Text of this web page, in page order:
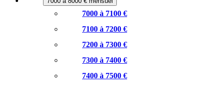
7000 à 7100 €
7100 à 7200 €
7200 à 7300 €
7300 à 7400 €
7400 à 7500 €